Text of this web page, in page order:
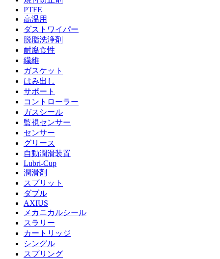
PTFE
高温用
ダストワイパー
脱脂洗浄剤
耐腐食性
繊維
ガスケット
はみ出し
サポート
コントローラー
ガスシール
監視センサー
センサー
グリース
自動潤滑装置
Lubri-Cup
潤滑剤
スプリット
ダブル
AXIUS
メカニカルシール
スラリー
カートリッジ
シングル
スプリング